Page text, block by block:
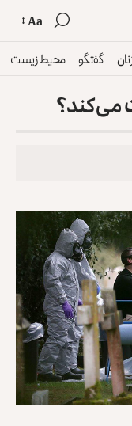
Aa
گفتگو محیط زیست
می‌کند؟